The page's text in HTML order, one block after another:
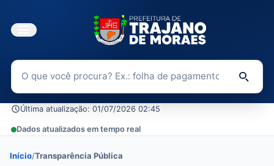
Buscar no Portal da Transparência
Última atualização: 01/07/2026 02:45
Dados atualizados em tempo real
Início/Transparência Pública